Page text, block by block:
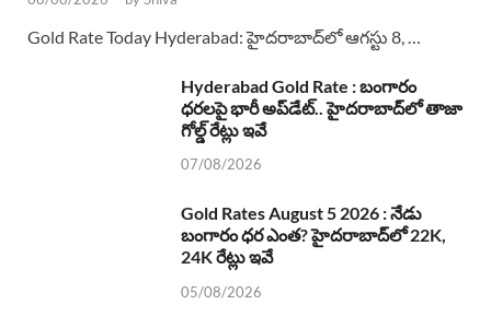
Gold Rate Today Hyderabad: హైదరాబాద్‌లో ఆగస్టు 8, …
Hyderabad Gold Rate : బంగారం
ధరలపై భారీ అప్‌డేట్.. హైదరాబాద్‌లో తాజా
గోల్డ్ రేట్లు ఇవే
07/08/2026
Gold Rates August 5 2026 : నేడు
బంగారం ధర ఎంత? హైదరాబాద్‌లో 22K,
24K రేట్లు ఇవే
05/08/2026